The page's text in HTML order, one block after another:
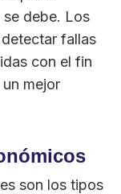
debe. Los
fallas
con el fin
mejor
son los tipos